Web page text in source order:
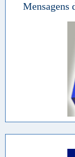
Mensagens